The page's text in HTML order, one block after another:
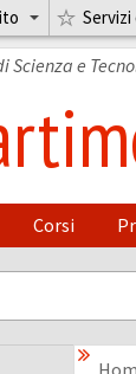
Servizi
Scienza e
Corsi